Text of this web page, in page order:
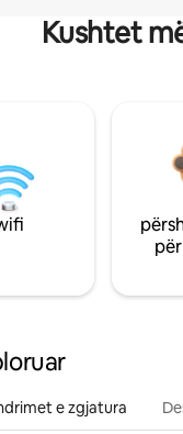
Kushtet
e zgjatura